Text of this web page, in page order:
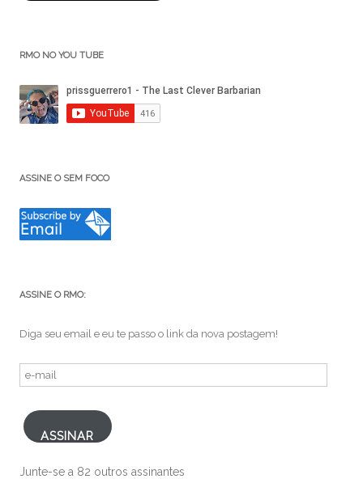
RMO NO YOU TUBE
ASSINE O SEM FOCO
ASSINE O RMO:
Diga seu email e eu te passo o link da nova postagem!
e-
ASSINAR
Junte-se a 82 outros assinantes